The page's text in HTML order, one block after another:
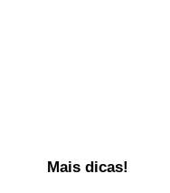
Mais dicas!